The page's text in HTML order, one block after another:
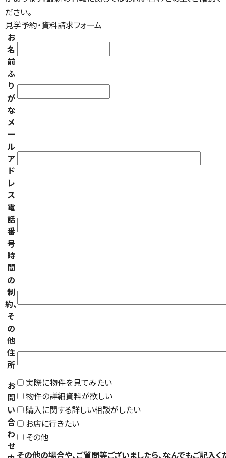
ださい。
見学予約・資料請求フォーム
お
名
前
ふ
り
が
な
メ
ー
ル
ア
ド
レ
ス
電
話
番
号
時
間
の
制
約、
そ
の
他
住
所
お
問
い
合
わ
せ
実際に物件を見てみたい
物件の詳細資料が欲しい
購入に関する詳しい相談がしたい
お店に行きたい
その他
その他の場合や、ご質問等ございましたら、なんでもご記入く